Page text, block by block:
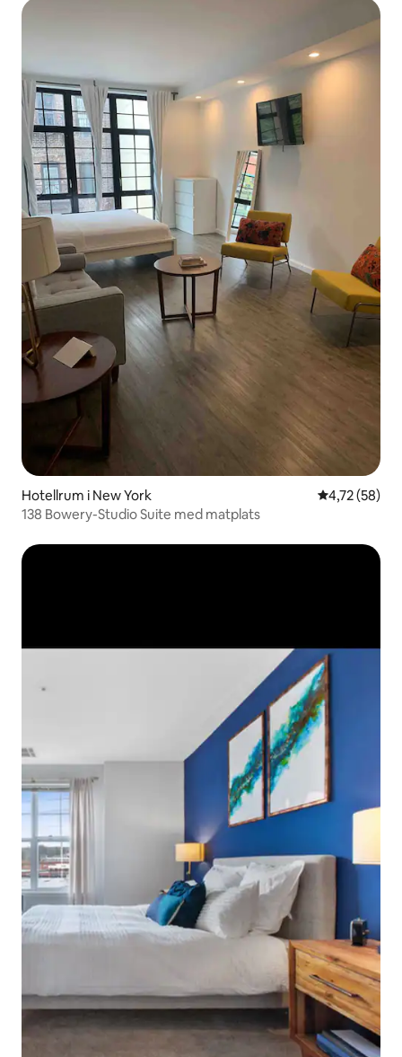
Hotellrum i New York 4,72 av 5 i
4,72 (58)
138 Bowery-Studio Suite med matplats